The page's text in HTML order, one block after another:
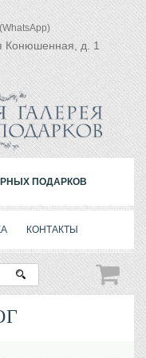
(WhatsApp)
Конюшенная, д. 1
ПОДАРКОВ
КОНТАКТЫ